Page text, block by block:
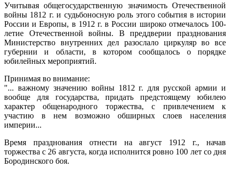
Учитывая общегосударственную значимость Отечественной
войны 1812 г. и судьбоносную роль этого события в истории
России и Европы, в 1912 г. в России широко отмечалось 100-
летие Отечественной войны. В преддверии празднования
Министерство внутренних дел разослало циркуляр во все
губернии и области, в котором сообщалось о порядке
юбилейных мероприятий.
Принимая во внимание:
"... важному значению войны 1812 г. для русской армии и
вообще для государства, придать предстоящему юбилею
характер общенародного торжества, с привлечением к
участию в нем возможно обширных слоев населения
империи...
Время празднования отнести на август 1912 г., начав
торжества с 26 августа, когда исполнится ровно 100 лет со дня
Бородинского боя.